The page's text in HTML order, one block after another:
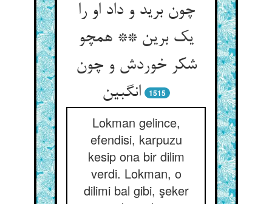
چون برید و داد او را
یک برین ** همچو
شکر خوردش و چون
انگبین‏
1515
Lokman gelince,
efendisi, karpuzu
kesip ona bir dilim
verdi. Lokman, o
dilimi bal gibi, şeker